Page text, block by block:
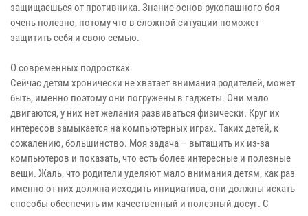
защищаешься от противника. Знание основ рукопашного боя
очень полезно, потому что в сложной ситуации поможет
защитить себя и свою семью.
О современных подростках
Сейчас детям хронически не хватает внимания родителей, может
быть, именно поэтому они погружены в гаджеты. Они мало
двигаются, у них нет желания развиваться физически. Круг их
интересов замыкается на компьютерных играх. Таких детей, к
сожалению, большинство. Моя задача – вытащить их из-за
компьютеров и показать, что есть более интересные и полезные
вещи. Жаль, что родители уделяют мало внимания детям, как раз
именно от них должна исходить инициатива, они должны искать
способы обеспечить им качественный и полезный досуг. С